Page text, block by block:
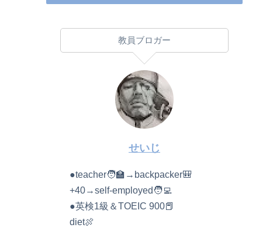
教員ブロガー
せいじ
●teacher🧑‍🏫→backpacker🎒
+40→self-employed🧑‍💻
●英検1級＆TOEIC 900📕
diet🍖